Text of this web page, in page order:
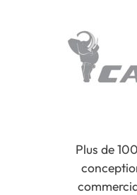
Plus de